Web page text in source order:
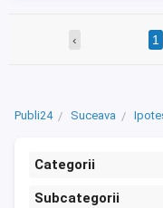
‹ 1
Publi24 Suceava
Categorii
Subcategorii